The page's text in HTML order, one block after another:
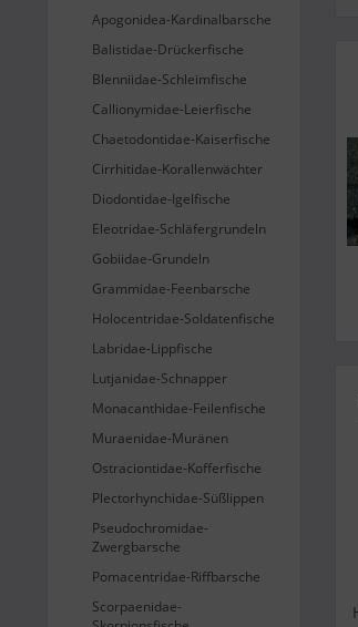
Apogonidea-Kardinalbarsche
Balistidae-Drückerfische
Blenniidae-Schleimfische
Callionymidae-Leierfische
Chaetodontidae-Kaiserfische
Cirrhitidae-Korallenwächter
Diodontidae-Igelfische
Eleotridae-Schläfergrundeln
Gobiidae-Grundeln
Grammidae-Feenbarsche
Holocentridae-Soldatenfische
Labridae-Lippfische
Lutjanidae-Schnapper
Monacanthidae-Feilenfische
Muraenidae-Muränen
Ostraciontidae-Kofferfische
Plectorhynchidae-Süßlippen
Pseudochromidae-
Zwergbarsche
Pomacentridae-Riffbarsche
Scorpaenidae-
Hippocampus reidi - Karibisches